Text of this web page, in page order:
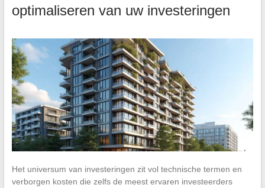
optimaliseren van uw investeringen
Het universum van investeringen zit vol technische termen en
verborgen kosten die zelfs de meest ervaren investeerders